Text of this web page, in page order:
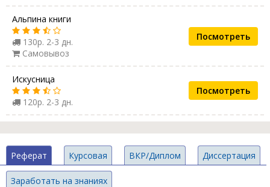
Альпина книги
130р. 2-3 дн.
Самовывоз
Посмотреть
Искусница
120р. 2-3 дн.
Посмотреть
Реферат Курсовая ВКР/Диплом Диссертация
Заработать на знаниях